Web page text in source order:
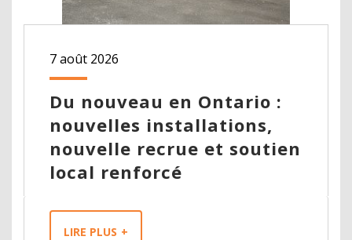
Du nouveau en Ontario :
nouvelles installations,
nouvelle recrue et soutien
local renforcé
7 août 2026
LIRE PLUS